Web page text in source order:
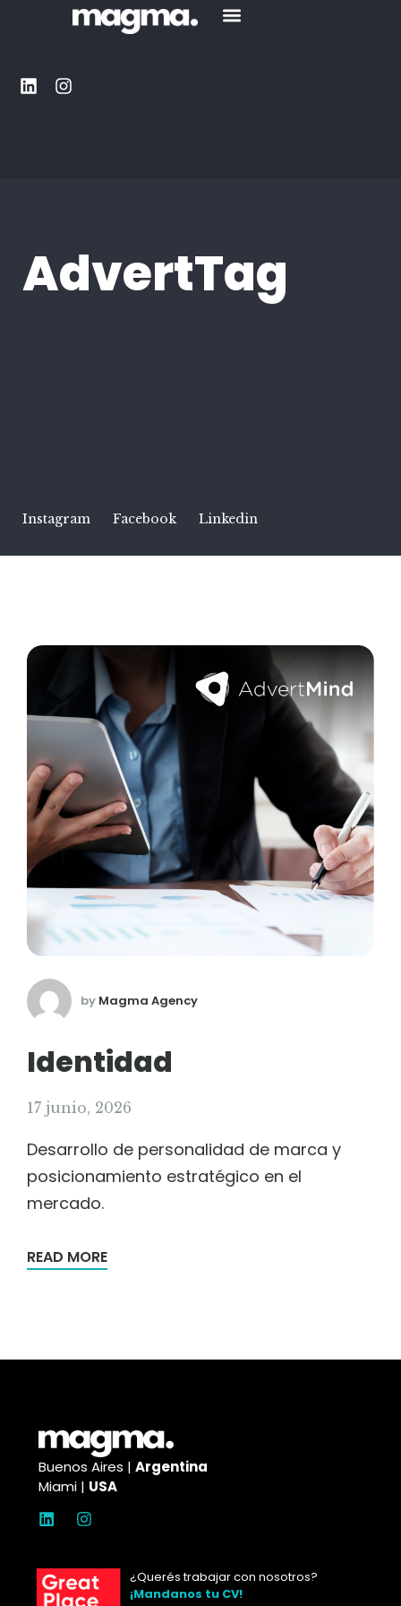
Instagram Facebook Linkedin
AdvertTag
by Magma Agency
Identidad
17 junio, 2026
Desarrollo de personalidad de marca y
posicionamiento estratégico en el
mercado.
READ MORE
Buenos Aires | Argentina
Miami | USA
¿Querés trabajar con nosotros?
¡Mandanos tu CV!